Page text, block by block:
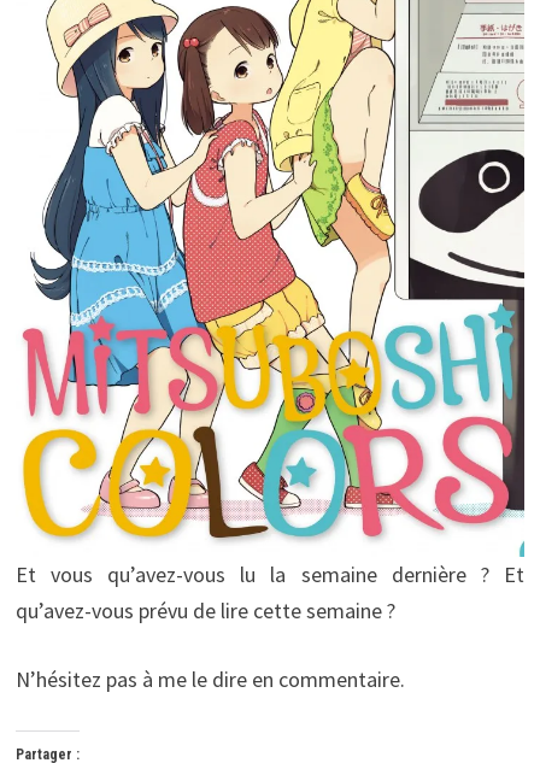
Et vous qu’avez-vous lu la semaine dernière ? Et
qu’avez-vous prévu de lire cette semaine ?
N’hésitez pas à me le dire en commentaire.
Partager :